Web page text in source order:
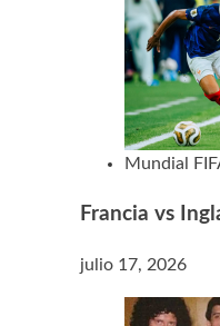
Mundial
Francia vs
julio 17, 2026